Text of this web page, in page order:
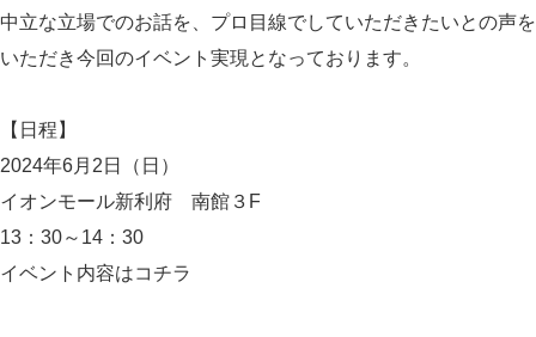
中立な立場でのお話を、プロ目線でしていただきたいとの声を
いただき今回のイベント実現となっております。
【日程】
2024年6月2日（日）
イオンモール新利府 南館３F
13：30～14：30
イベント内容はコチラ